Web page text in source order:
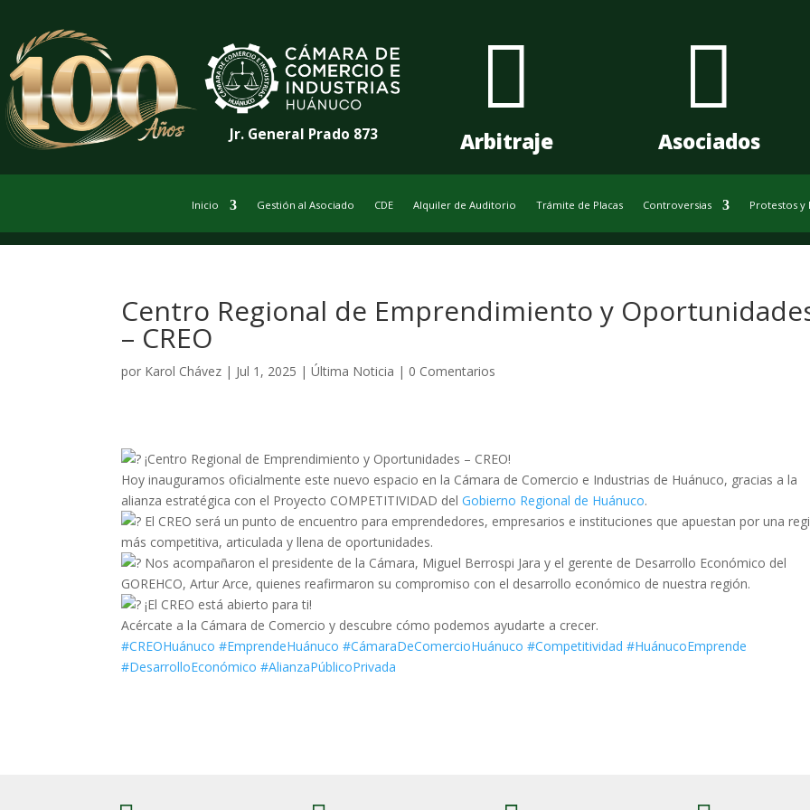
Jr. General Prado 873

Arbitraje

Asociados
Inicio Gestión al Asociado CDE Alquiler de Auditorio Trámite de Placas Controversias Protestos y
Centro Regional de Emprendimiento y
– CREO
por Karol Chávez | Jul 1, 2025 |Última Noticia | 0 Comentarios
¡Centro Regional de Emprendimiento y Oportunidades – CREO!
Hoy inauguramos oficialmente este nuevo espacio en la Cámara de Comercio e Industrias de Huánuco, gracias a la
alianza estratégica con el Proyecto COMPETITIVIDAD delGobierno Regional de Huánuco.
El CREO será un punto de encuentro para emprendedores, empresarios e instituciones que apuestan por una
más competitiva, articulada y llena de oportunidades.
Nos acompañaron el presidente de la Cámara, Miguel Berrospi Jara y el gerente de Desarrollo Económico del
GOREHCO, Artur Arce, quienes reafirmaron su compromiso con el desarrollo económico de nuestra región.
¡El CREO está abierto para ti!
Acércate a la Cámara de Comercio y descubre cómo podemos ayudarte a crecer.
#CREOHuánuco #EmprendeHuánuco #CámaraDeComercioHuánuco #Competitividad #HuánucoEmprende
#DesarrolloEconómico #AlianzaPúblicoPrivada